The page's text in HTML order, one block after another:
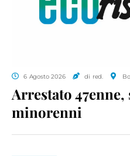
6 Agosto 2026 di red.
Arrestato 47enne,
minorenni